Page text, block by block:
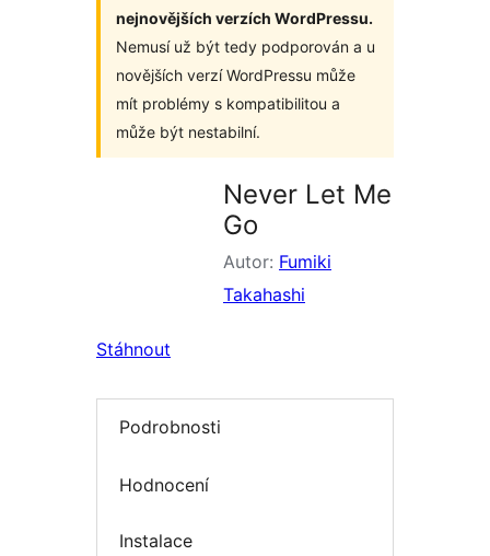
nejnovějších verzích WordPressu.
Nemusí už být tedy podporován a u
novějších verzí WordPressu může
mít problémy s kompatibilitou a
může být nestabilní.
Never Let Me
Go
Autor: Fumiki
Takahashi
Stáhnout
Podrobnosti
Hodnocení
Instalace